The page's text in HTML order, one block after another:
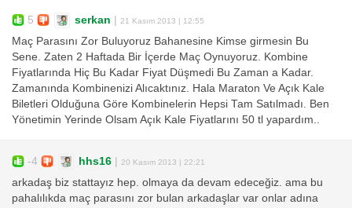
5 serkan | 21 Kasım 2013 | 12:55
Maç Parasını Zor Buluyoruz Bahanesine Kimse girmesin Bu
Sene. Zaten 2 Haftada Bir İçerde Maç Oynuyoruz. Kombine
Fiyatlarında Hiç Bu Kadar Fiyat Düşmedi Bu Zaman a Kadar.
Zamanında Kombinenizi Alıcaktınız. Hala Maraton Ve Açık Kale
Biletleri Olduğuna Göre Kombinelerin Hepsi Tam Satılmadı. Ben
Yönetimin Yerinde Olsam Açık Kale Fiyatlarını 50 tl yapardım..
-4 hhs16 | 20 Kasım 2013 | 22:21
arkadaş biz stattayız hep. olmaya da devam edeceğiz. ama bu
pahalılıkda maç parasını zor bulan arkadaşlar var onlar adına